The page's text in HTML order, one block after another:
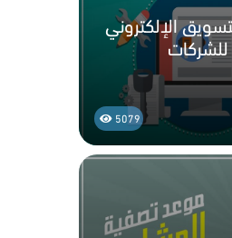
الإلكتروني
للشركات
5079